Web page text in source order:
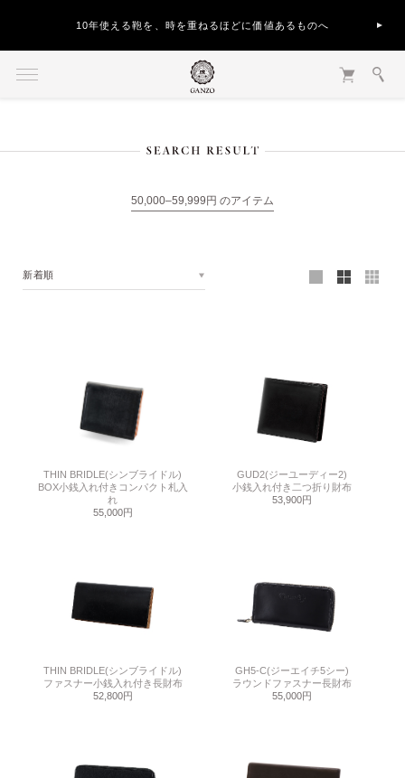
10年使える鞄を、時を重ねるほどに価値あるものへ
50,000–59,999円 のアイテム
新着順
THIN BRIDLE(シンブライドル)
BOX小銭入れ付きコンパクト札入
れ
55,000円
GUD2(ジーユーディー2)
小銭入れ付き二つ折り財布
53,900円
THIN BRIDLE(シンブライドル)
ファスナー小銭入れ付き長財布
52,800円
GH5-C(ジーエイチ5シー)
ラウンドファスナー長財布
55,000円